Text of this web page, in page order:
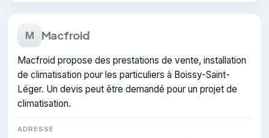
M Macfroid
Macfroid propose des prestations de vente, installation
de climatisation pour les particuliers à Boissy-Saint-
Léger. Un devis peut être demandé pour un projet de
climatisation.
ADRESSE